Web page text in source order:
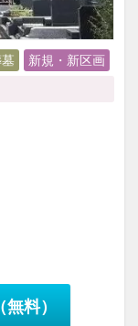
新規・新区画
（無料）